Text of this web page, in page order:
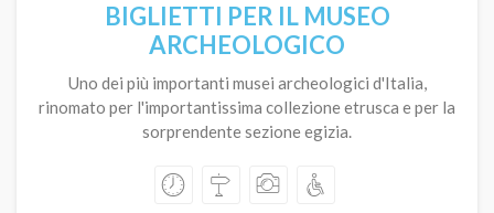
BIGLIETTI PER IL MUSEO
ARCHEOLOGICO
Uno dei più importanti musei archeologici d'Italia,
rinomato per l'importantissima collezione etrusca e per la
sorprendente sezione egizia.